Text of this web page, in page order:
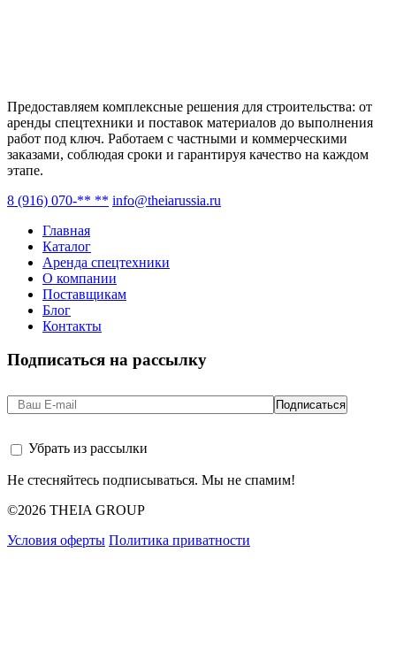
Предоставляем комплексные решения для строительства: от
аренды спецтехники и поставок материалов до выполнения
работ под ключ. Работаем с частными и коммерческими
заказами, соблюдая сроки и гарантируя качество на каждом
этапе.
8 (916) 070-** ** info@theiarussia.ru
Главная
Каталог
Аренда спецтехники
О компании
Поставщикам
Блог
Контакты
Подписаться на рассылку
Убрать из рассылки
Не стесняйтесь подписываться. Мы не спамим!
©2026 THEIA GROUP
Условия оферты Политика приватности